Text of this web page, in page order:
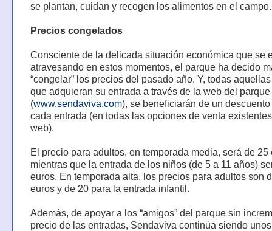
se plantan, cuidan y recogen los alimentos en el campo.
Precios congelados
Consciente de la delicada situación económica que se
atravesando en estos momentos, el parque ha decido
“congelar” los precios del pasado año. Y, todas
que adquieran su entrada a través de la web del parque
(www.sendaviva.com), se beneficiarán de un
cada entrada (en todas las opciones de venta
web).
El precio para adultos, en temporada media, será de 25
mientras que la entrada de los niños (de 5 a 11 años)
euros. En temporada alta, los precios para adultos son
euros y de 20 para la entrada infantil.
Además, de apoyar a los “amigos” del parque sin
precio de las entradas, Sendaviva continúa siendo